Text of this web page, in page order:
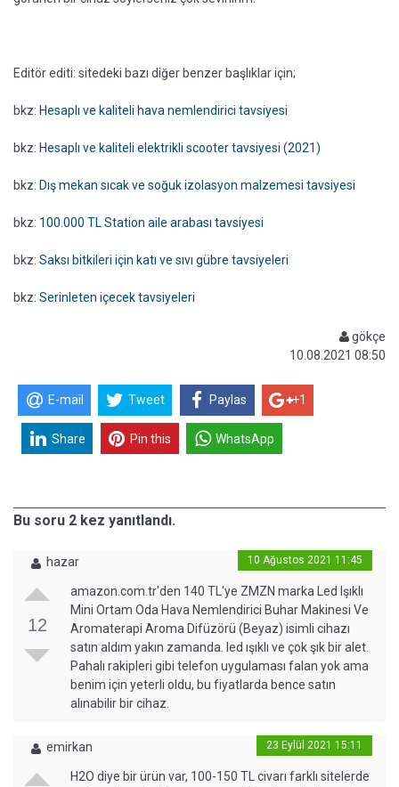
Editör editi: sitedeki bazı diğer benzer başlıklar için;
bkz: Hesaplı ve kaliteli hava nemlendirici tavsiyesi
bkz: Hesaplı ve kaliteli elektrikli scooter tavsiyesi (2021)
bkz: Dış mekan sıcak ve soğuk izolasyon malzemesi tavsiyesi
bkz: 100.000 TL Station aile arabası tavsiyesi
bkz: Saksı bitkileri için katı ve sıvı gübre tavsiyeleri
bkz: Serinleten içecek tavsiyeleri
gökçe
10.08.2021 08:50
E-mail Tweet Paylas +1
Share Pin this WhatsApp
Bu soru 2 kez yanıtlandı.
hazar 10 Ağustos 2021 11:45
12
amazon.com.tr'den 140 TL'ye ZMZN marka Led Işıklı
Mini Ortam Oda Hava Nemlendirici Buhar Makinesi Ve
Aromaterapi Aroma Difüzörü (Beyaz) isimli cihazı
satın aldım yakın zamanda. led ışıklı ve çok şık bir alet.
Pahalı rakipleri gibi telefon uygulaması falan yok ama
benim için yeterli oldu, bu fiyatlarda bence satın
alınabilir bir cihaz.
emirkan 23 Eylül 2021 15:11
H2O diye bir ürün var, 100-150 TL civarı farklı sitelerde